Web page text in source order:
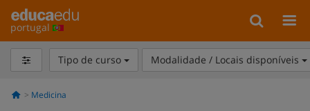
portugal
Tipo de curso Modalidade / Locais disponíveis
Medicina